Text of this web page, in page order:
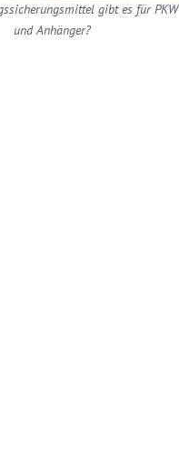
gibt es für PKW
und Anhänger?